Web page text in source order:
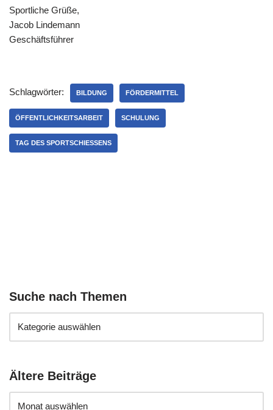
Sportliche Grüße,
Jacob Lindemann
Geschäftsführer
Schlagwörter: BILDUNG FÖRDERMITTEL
ÖFFENTLICHKEITSARBEIT SCHULUNG
TAG DES SPORTSCHIESSENS
Suche nach Themen
Ältere Beiträge